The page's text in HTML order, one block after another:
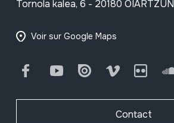
Tornola kalea, 6 - 20180 OIARTZUN
Voir sur Google Maps
FacebookYoutube Issuu Vimeo Flickr
Contact